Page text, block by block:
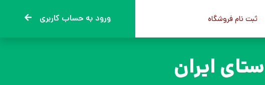
ثبت نام فروشگاه ورود به حساب کاربری
ایران